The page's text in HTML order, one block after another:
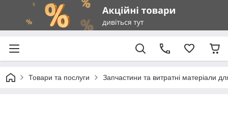
Товари та послуги Запчастини та витратні матеріали